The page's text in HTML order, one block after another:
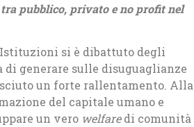
pubblico, privato e no profit nel
si è dibattuto degli
generare sulle disuguaglianze
un forte rallentamento. Alla
del capitale umano e
un vero welfaredi comunità